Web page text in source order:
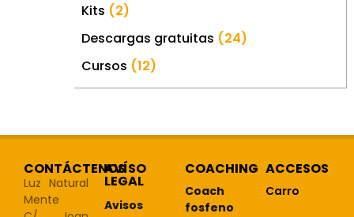
Kits (2)
Descargas gratuitas (24)
Cursos (12)
CONTÁCTENOS
Luz Natural
Mente
AVÍSO
LEGAL
Avisos
COACHING
Coach
fosfeno
ACCESOS
Carro